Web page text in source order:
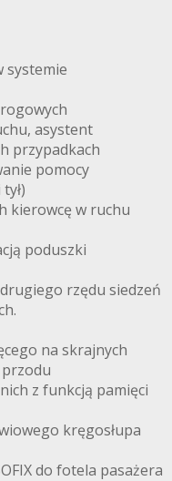
systemie
asystent
przypadkach
pomocy
kierowcę w ruchu
poduszki
rzędu siedzeń
na skrajnych
z funkcją pamięci
kręgosłupa
do fotela pasażera